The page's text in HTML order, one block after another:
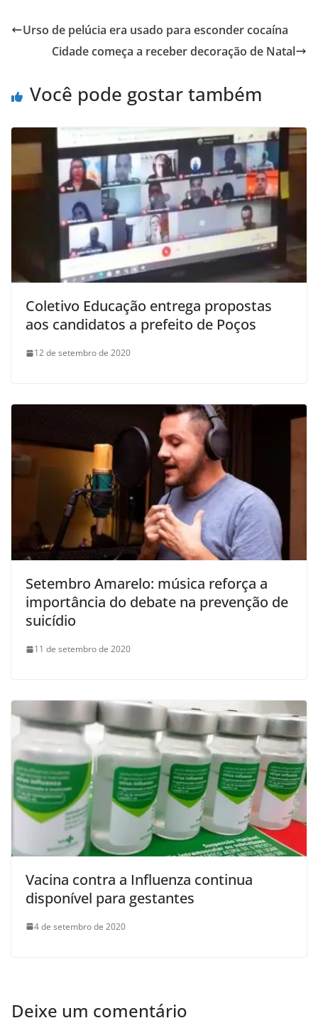
Urso de pelúcia era usado para esconder cocaína
Cidade começa a receber decoração de Natal
Você pode gostar também
Coletivo Educação entrega propostas
aos candidatos a prefeito de Poços
12 de setembro de 2020
Setembro Amarelo: música reforça a
importância do debate na prevenção de
suicídio
11 de setembro de 2020
Vacina contra a Influenza continua
disponível para gestantes
4 de setembro de 2020
Deixe um comentário